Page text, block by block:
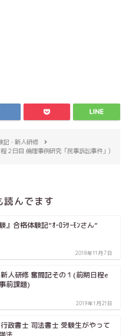
記・新人研修
２日目 倫理事例研究「民事訴訟事件」)
読んでます
』合格体験記”ｵｰﾛﾗｻｰﾓﾝさん”
2018年11月7日
人研修 奮闘記その１(前期日程e
前課題)
2019年1月21日
政書士 司法書士 受験生がやって